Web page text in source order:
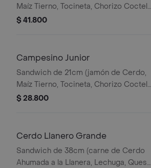
Maíz Tierno, Tocineta, Chorizo Coctel,
Lechuga, Queso Mozzarella y Salsa de
$ 41.800
Campesino Junior
Sandwich de 21cm (jamón de Cerdo,
Maíz Tierno, Tocineta, Chorizo Coctel,
Lechuga, Queso Mozzarella y Salsa de
$ 28.800
Cerdo Llanero Grande
Sandwich de 38cm (carne de Cerdo
Ahumada a la Llanera, Lechuga, Queso